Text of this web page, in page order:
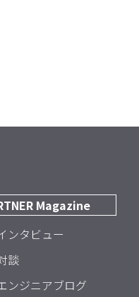
Magazine
ンタビュー
談
ンジニアブログ